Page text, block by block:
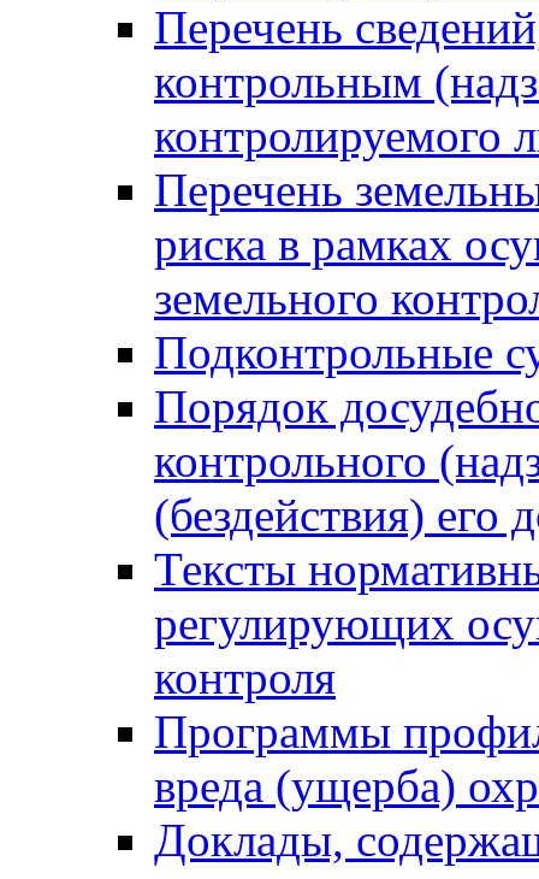
Перечень
контрольным
контролируемого
Перечень
риска в рамках
земельного
Подконтрольные
Порядок
контрольного
(бездействия)
Тексты
регулирующих
контроля
Программы
вреда (ущерба)
Доклады,